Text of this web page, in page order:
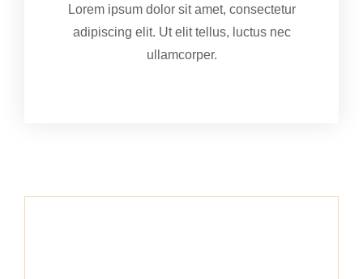
Lorem ipsum dolor sit amet, consectetur
adipiscing elit. Ut elit tellus, luctus nec
ullamcorper.